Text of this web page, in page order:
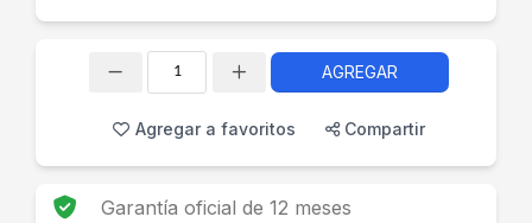
AGREGAR
Agregar a favoritos Compartir
Garantía oficial de 12 meses